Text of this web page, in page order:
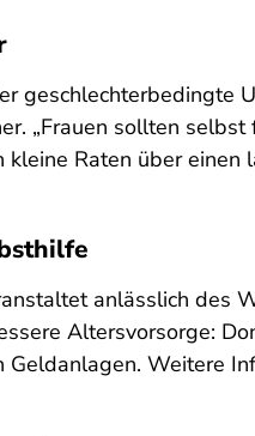
geschlechterbedingte
„Frauen sollten
Raten über
anlässlich des
Altersvorsorge:
Weitere